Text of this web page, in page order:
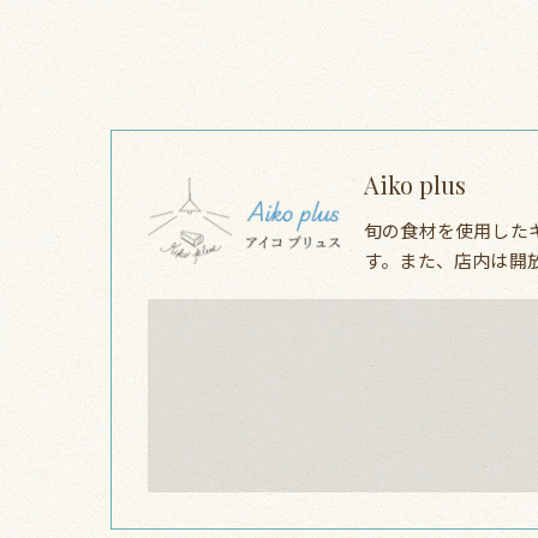
Aiko plus
旬の食材を使用した
す。また、店内は開